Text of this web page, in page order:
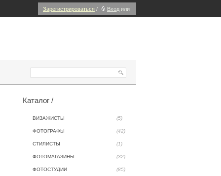
Зарегистрироваться / Вход или
Каталог /
ВИЗАЖИСТЫ (5)
ФОТОГРАФЫ (42)
СТИЛИСТЫ (1)
ФОТОМАГАЗИНЫ (32)
ФОТОСТУДИИ (85)